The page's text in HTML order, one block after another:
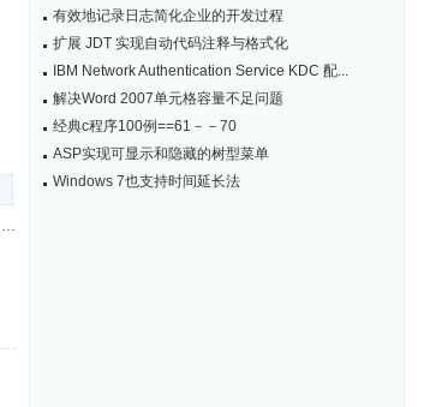
有效地记录日志简化企业的开发过程
扩展 JDT 实现自动代码注释与格式化
IBM Network Authentication Service KDC 配...
解决Word 2007单元格容量不足问题
经典c程序100例==61－－70
ASP实现可显示和隐藏的树型菜单
Windows 7也支持时间延长法